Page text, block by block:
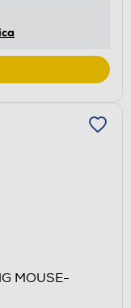
MOUSE-